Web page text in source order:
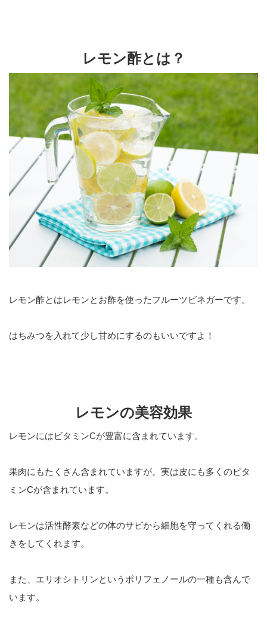
レモン酢とは？
レモン酢とはレモンとお酢を使ったフルーツビネガーです。
はちみつを入れて少し甘めにするのもいいですよ！
レモンの美容効果
レモンにはビタミンCが豊富に含まれています。
果肉にもたくさん含まれていますが。実は皮にも多くのビタ
ミンCが含まれています。
レモンは活性酵素などの体のサビから細胞を守ってくれる働
きをしてくれます。
また、エリオシトリンというポリフェノールの一種も含んで
います。